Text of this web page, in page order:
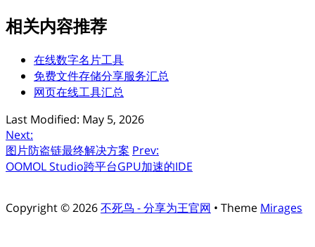
相关内容推荐
在线数字名片工具
免费文件存储分享服务汇总
网页在线工具汇总
Last Modified: May 5, 2026
Next:
图片防盗链最终解决方案 Prev:
OOMOL Studio跨平台GPU加速的IDE
Copyright © 2026不死鸟 - 分享为王官网 • Theme Mirages